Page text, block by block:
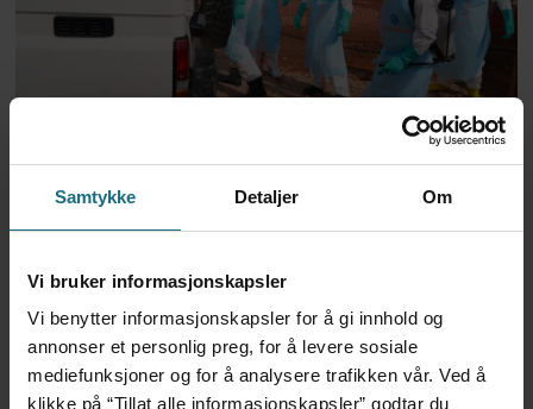
Samtykke Detaljer Om
Vi bruker informasjonskapsler
Vi benytter informasjonskapsler for å gi innhold og
annonser et personlig preg, for å levere sosiale
mediefunksjoner og for å analysere trafikken vår. Ved å
klikke på “Tillat alle informasjonskapsler” godtar du
Trump-administrasjonen
bevilger over 2 milliarder til